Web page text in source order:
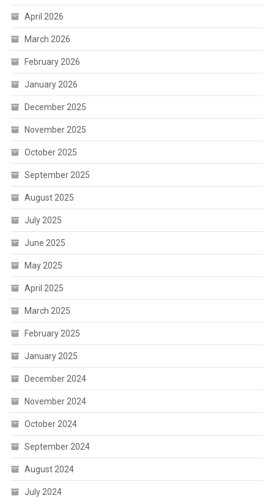
April 2026
March 2026
February 2026
January 2026
December 2025
November 2025
October 2025
September 2025
August 2025
July 2025
June 2025
May 2025
April 2025
March 2025
February 2025
January 2025
December 2024
November 2024
October 2024
September 2024
August 2024
July 2024